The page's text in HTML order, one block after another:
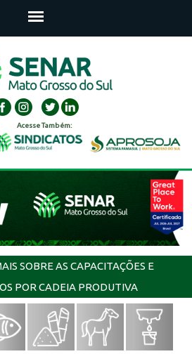
Acesse Também:
SOBRE AS CAPACITAÇÕES E
POR CADEIA PRODUTIVA